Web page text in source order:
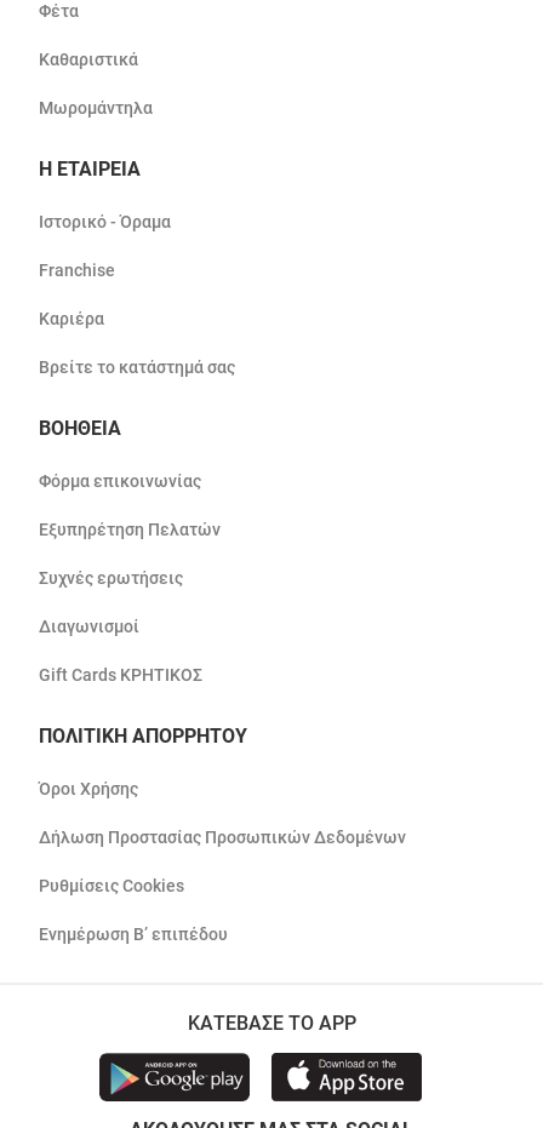
Φέτα
Καθαριστικά
Μωρομάντηλα
Η ΕΤΑΙΡΕΙΑ
Ιστορικό - Όραμα
Franchise
Καριέρα
Βρείτε το κατάστημά σας
ΒΟΗΘΕΙΑ
Φόρμα επικοινωνίας
Εξυπηρέτηση Πελατών
Συχνές ερωτήσεις
Διαγωνισμοί
Gift Cards ΚΡΗΤΙΚΟΣ
ΠΟΛΙΤΙΚΗ ΑΠΟΡΡΗΤΟΥ
Όροι Χρήσης
Δήλωση Προστασίας Προσωπικών Δεδομένων
Ρυθμίσεις Cookies
Ενημέρωση Β’ επιπέδου
ΚΑΤΕΒΑΣΕ ΤΟ APP